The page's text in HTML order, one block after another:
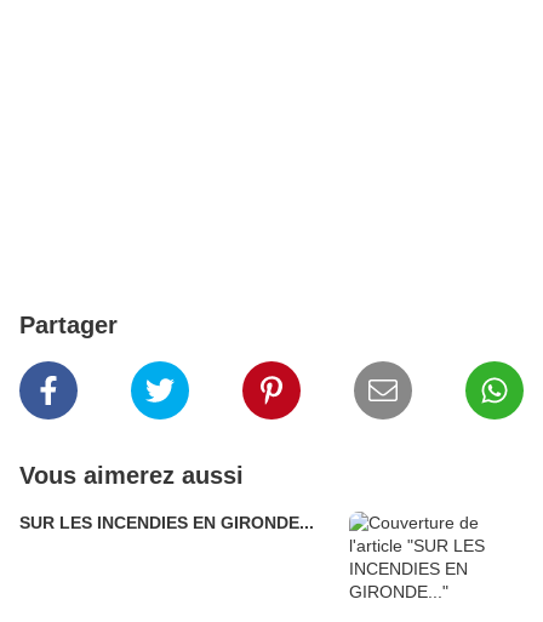
Partager
Vous aimerez aussi
SUR LES INCENDIES EN GIRONDE...